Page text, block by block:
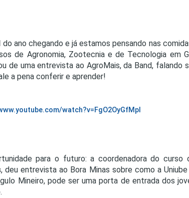
do ano chegando e já estamos pensando nas
de Agronomia, Zootecnia e de Tecnologia em
de uma entrevista ao AgroMais, da Band, falando
a pena conferir e aprender!
watch?v=FgO2OyGfMpI
para o futuro: a coordenadora do curso
, deu entrevista ao Bora Minas sobre como a
Mineiro, pode ser uma porta de entrada dos